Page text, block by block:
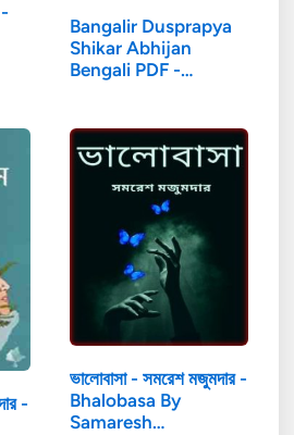
Bangalir Dusprapya
Shikar Abhijan
Bengali PDF -…
-
ভালোবাসা - সমরেশ মজুমদার -
Bhalobasa By
Samaresh…